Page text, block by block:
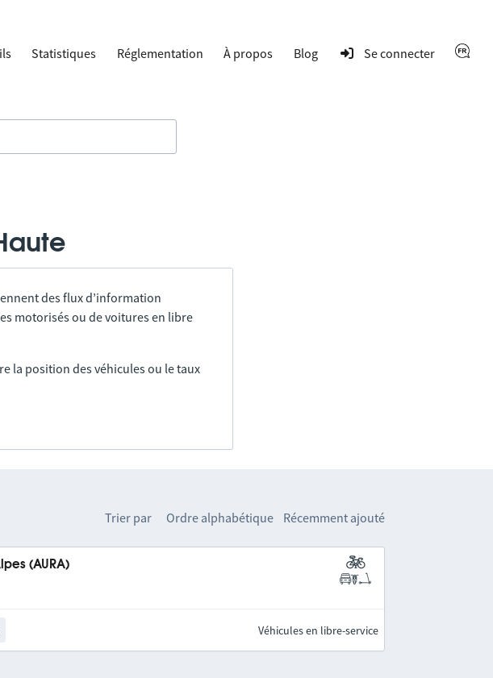
Statistiques Réglementation À propos Blog Se connecter
des flux d’information
motorisés ou de voitures en libre
la position des véhicules ou le taux
Trier par Ordre alphabétique Récemment ajouté
(AURA)
Véhicules en libre-service